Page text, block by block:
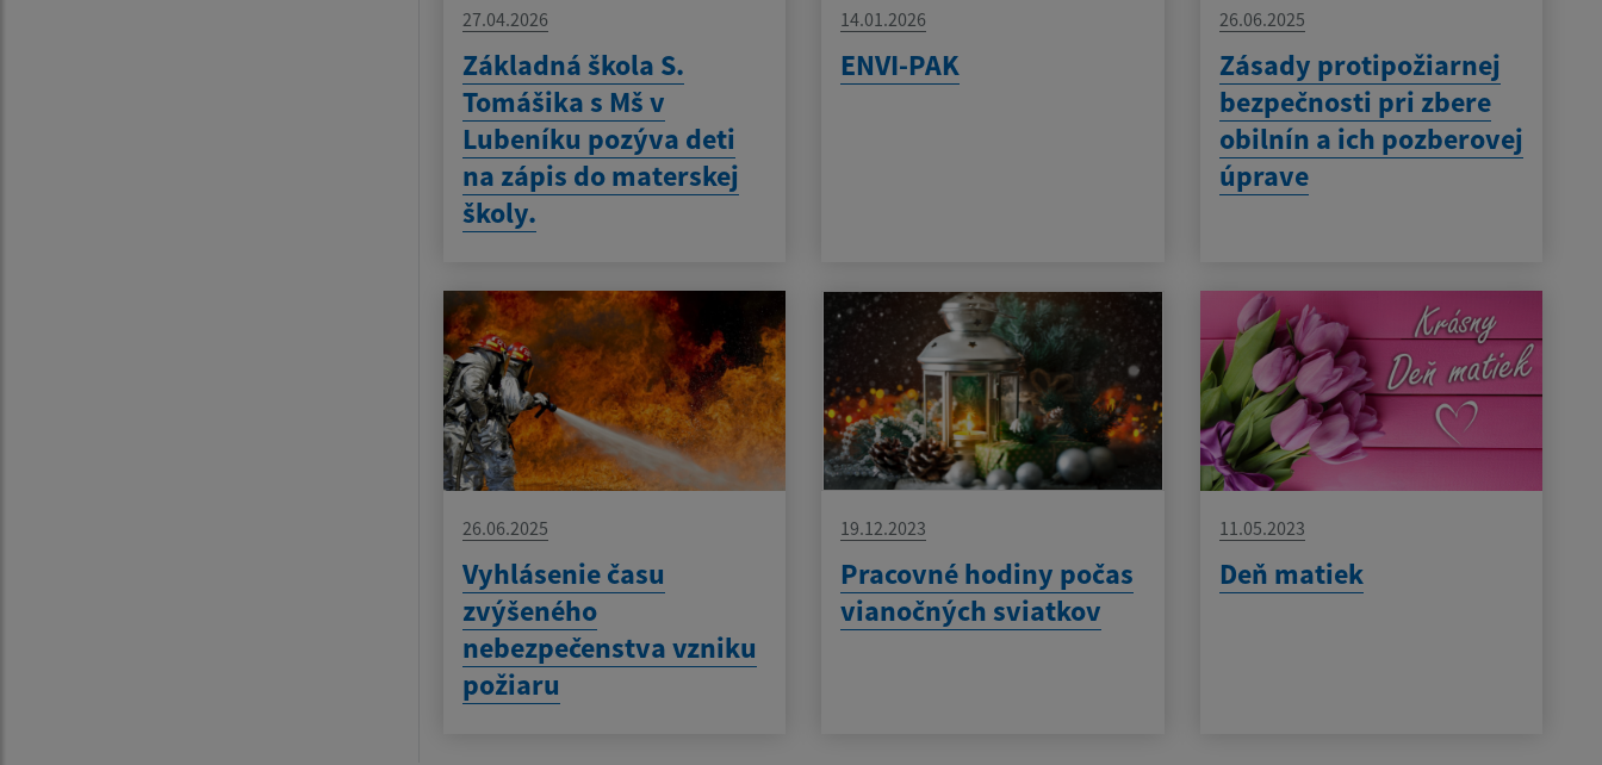
27.04.2026
Základná škola S.
Tomášika s Mš v
Lubeníku pozýva deti
na zápis do materskej
školy.
14.01.2026
ENVI-PAK
26.06.2025
Zásady protipožiarnej
bezpečnosti pri zbere
obilnín a ich pozberovej
úprave
26.06.2025
Vyhlásenie času
zvýšeného
nebezpečenstva vzniku
požiaru
19.12.2023
Pracovné hodiny počas
vianočných sviatkov
11.05.2023
Deň matiek